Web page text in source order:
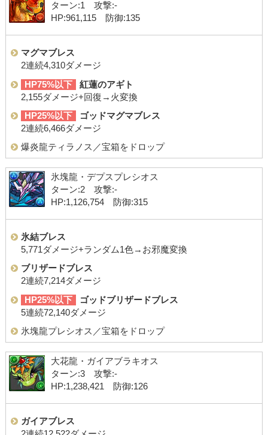
ターン:1 攻撃:-
HP:961,115 防御:135
マグマブレス
2連続4,310ダメージ
HP75%以下
紅蓮のアギト
2,155ダメージ+回復→火変換
HP25%以下
ゴッドマグマブレス
2連続6,466ダメージ
爆炎龍ティラノス／宝箱をドロップ
氷塊龍・デプスプレシオス
ターン:2 攻撃:-
HP:1,126,754 防御:315
氷結ブレス
5,771ダメージ+ランダム1色→お邪魔変換
ブリザードブレス
2連続7,214ダメージ
HP25%以下
ゴッドブリザードブレス
5連続72,140ダメージ
氷塊龍プレシオス／宝箱をドロップ
大花龍・ガイアブラキオス
ターン:3 攻撃:-
HP:1,238,421 防御:126
ガイアブレス